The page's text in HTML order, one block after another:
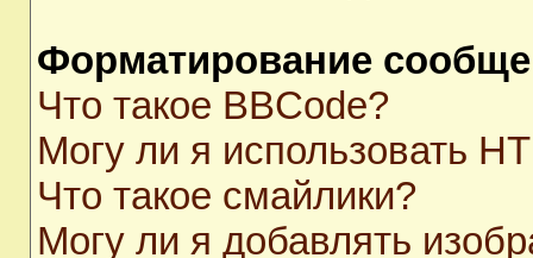
Форматирование
Что такое BBCode?
Могу ли я использовать
Что такое смайлики?
Могу ли я добавлять